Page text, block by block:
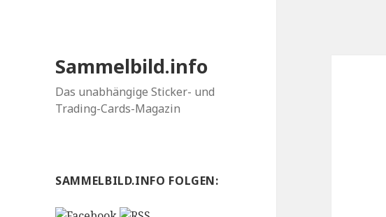
Sammelbild.info
Das unabhängige Sticker- und
Trading-Cards-Magazin
SAMMELBILD.INFO FOLGEN: